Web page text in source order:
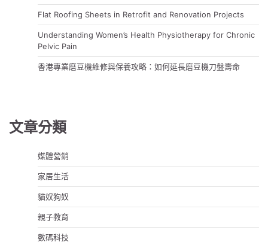
Flat Roofing Sheets in Retrofit and Renovation Projects
Understanding Women’s Health Physiotherapy for Chronic
Pelvic Pain
香港專業磨豆機維修與保養攻略：如何延長磨豆機刀盤壽命
文章分類
媒體營銷
家居生活
貓奴狗奴
親子教育
數碼科技